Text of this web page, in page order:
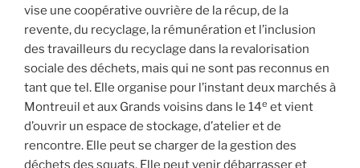
vise une coopérative ouvrière de la récup, de la
revente, du recyclage, la rémunération et l’inclusion
des travailleurs du recyclage dans la revalorisation
sociale des déchets, mais qui ne sont pas reconnus en
tant que tel. Elle organise pour l’instant deux marchés à
Montreuil et aux Grands voisins dans le 14e et vient
d’ouvrir un espace de stockage, d’atelier et de
rencontre. Elle peut se charger de la gestion des
déchets des squats. Elle peut venir débarrasser et